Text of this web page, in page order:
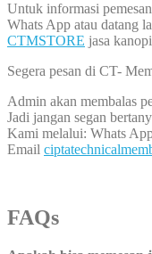
Untuk informasi
Whats App atau datang
CTMSTORE jasa
Segera pesan di CT-
Admin akan membalas
Jadi jangan segan
Kami melalui: Whats
Email
FAQs